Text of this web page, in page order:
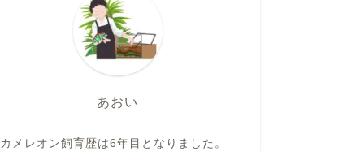
あおい
カメレオン飼育歴は6年目となりました。